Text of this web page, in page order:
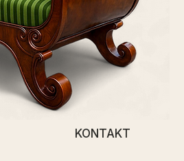
KONTAKT